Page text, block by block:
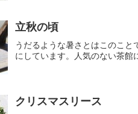
立秋の頃
うだるような暑さとはこのこ
にしています。人気のない茶館
クリスマスリース